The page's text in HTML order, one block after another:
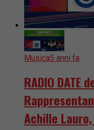
Musica5 anni fa
RADIO DATE
Achille